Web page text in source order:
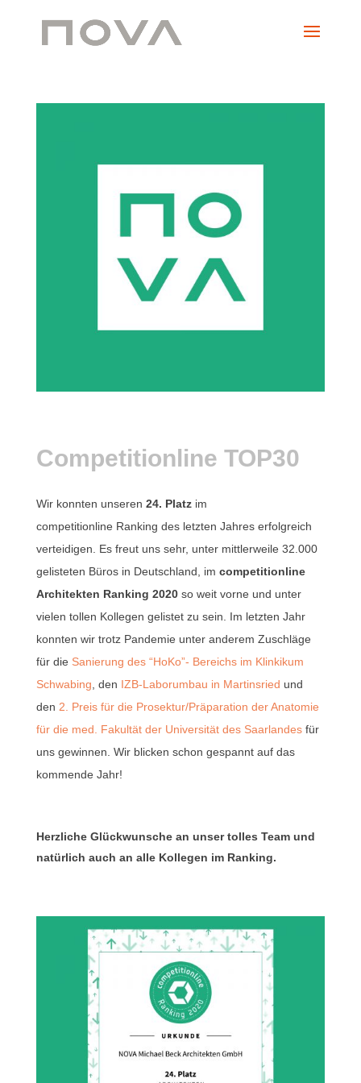
Competitionline TOP30
Wir konnten unseren 24. Platzim
competitionline Ranking des letzten Jahres erfolgreich
verteidigen. Es freut uns sehr, unter mittlerweile 32.000
gelisteten Büros in Deutschland, im competitionline
Architekten Ranking 2020so weit vorne und unter
vielen tollen Kollegen gelistet zu sein. Im letzten Jahr
konnten wir trotz Pandemie unter anderem Zuschläge
für die Sanierung des “HoKo”- Bereichs im Klinkikum
Schwabing, den IZB-Laborumbau in Martinsried und
den 2. Preis für die Prosektur/Präparation der Anatomie
für die med. Fakultät der Universität des Saarlandesfür
uns gewinnen. Wir blicken schon gespannt auf das
kommende Jahr!
Herzliche Glückwunsche an unser tolles Team und
natürlich auch an alle Kollegen im Ranking.